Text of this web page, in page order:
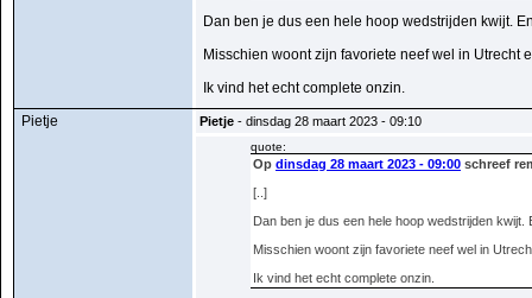
Dan ben je dus een hele hoop wedstrijden kwijt.
Misschien woont zijn favoriete neef wel in Utrecht
Ik vind het echt complete onzin.
Pietje
Pietje - dinsdag 28 maart 2023 - 09:10
quote:
Op dinsdag 28 maart 2023 - 09:00 schreef
[..]
Dan ben je dus een hele hoop wedstrijden
Misschien woont zijn favoriete neef wel in
Ik vind het echt complete onzin.